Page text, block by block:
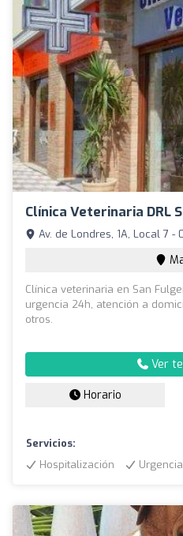
Clínica Veterinaria DRL
Av. de Londres, 1A, Local 7 -
Clínica veterinaria en San
urgencia 24h, atención a
otros.
Ver
Horario
Servicios:
Hospitalización